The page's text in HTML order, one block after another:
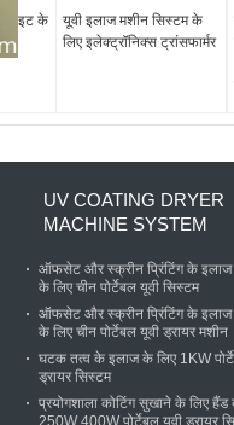
लाइट के
यूवी इलाज मशीन सिस्टम के
लिए इलेक्ट्रॉनिक्स ट्रांसफार्मर
UV COATING DRYER
MACHINE SYSTEM
ऑफसेट और स्क्रीन प्रिंटिंग के इलाज
के लिए चीन पोर्टेबल यूवी सिस्टम
ऑफसेट और स्क्रीन प्रिंटिंग के इलाज
के लिए चीन पोर्टेबल यूवी ड्रायर मशीन
घटक तत्व के इलाज के लिए 1KW
ड्रायर सिस्टम
प्रयोगशाला कोटिंग सुखाने के लिए हैंड
250W 400W पोर्टेबल यूवी ड्रायर